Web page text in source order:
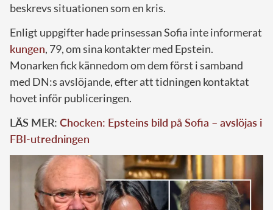
beskrevs situationen som en kris.
Enligt uppgifter hade prinsessan Sofia inte informerat
kungen, 79, om sina kontakter med Epstein.
Monarken fick kännedom om dem först i samband
med DN:s avslöjande, efter att tidningen kontaktat
hovet inför publiceringen.
LÄS MER: Chocken: Epsteins bild på Sofia – avslöjas i
FBI-utredningen